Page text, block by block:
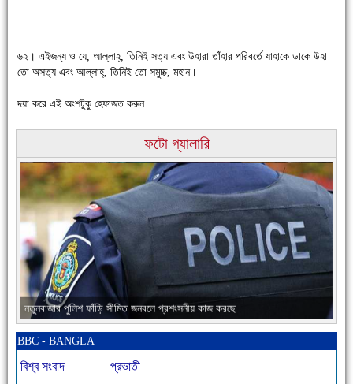
৬২। এইজন্য ও যে, আল্লাহ্, তিনিই সত্য এবং উহারা তাঁহার পরিবর্তে যাহাকে ডাকে উহা
তো অসত্য এবং আল্লাহ্, তিনিই তো সমুচ্চ, মহান।
দয়া করে এই অংশটুকু হেফাজত করুন
ফটো গ্যালারি
চাঁদপুরের মানুষ তাদের পুরোটা দিয়ে আমাকে আপন করে নিয়েছে
নতুনবাজার পুলিশ ফাঁড়ি সীমিত জনবলে প্রশংসনীয় কাজ করছে
BBC - BANGLA
বিশ্ব সংবাদ
প্রভাতী